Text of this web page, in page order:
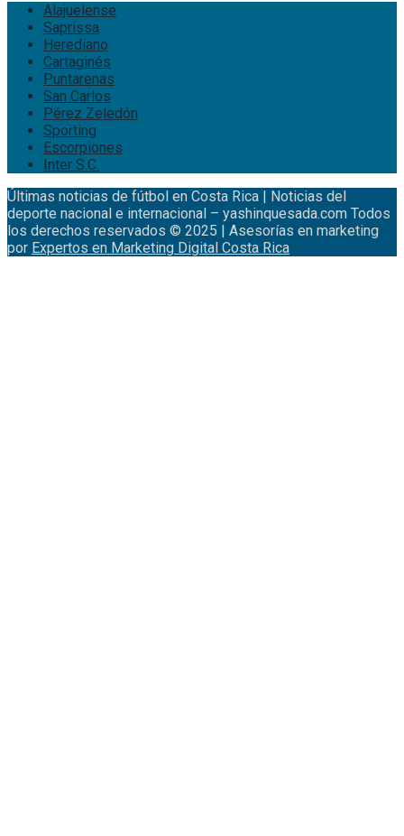
Alajuelense
Saprissa
Herediano
Cartaginés
Puntarenas
San Carlos
Pérez Zeledón
Sporting
Escorpiones
Inter S.C.
Últimas noticias de fútbol en Costa Rica | Noticias del
deporte nacional e internacional – yashinquesada.com Todos
los derechos reservados © 2025 | Asesorías en marketing
por Expertos en Marketing Digital Costa Rica